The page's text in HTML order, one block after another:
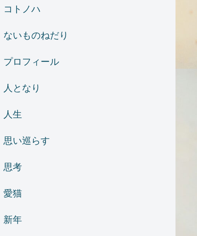
コトノハ
ないものねだり
プロフィール
人となり
人生
思い巡らす
思考
愛猫
新年